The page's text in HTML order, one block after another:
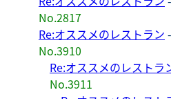
No.2817
Re:オススメのレストラン -
No.3910
Re:オススメのレストラ
No.3911